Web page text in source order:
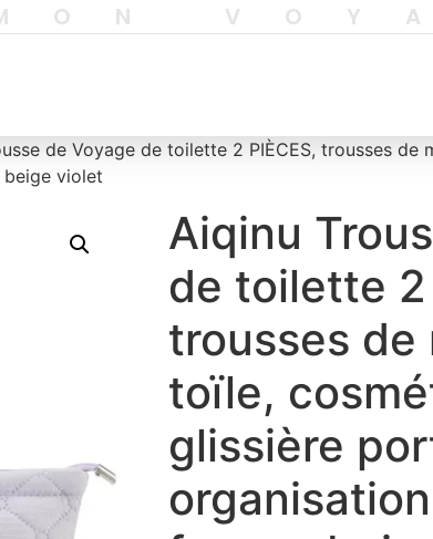
de Voyage de toilette 2 PIÈCES, trousses de
violet
Aiqinu
de toilette 2
trousses de
toïle,
glissière